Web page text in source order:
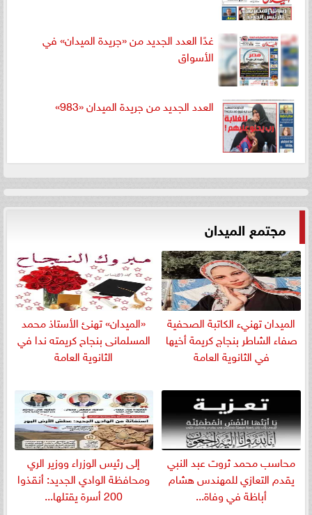
غدًا العدد الجديد من «جريدة الميدان» في
الأسواق
العدد الجديد من جريدة الميدان «983»
مجتمع الميدان
الميدان تهنيء الكاتبة الصحفية
صفاء الشاطر بنجاج كريمة أخيها
في الثانوية العامة
«الميدان» تهنئ الأستاذ محمد
المسلمانى بنجاح كريمته ندا في
الثانوية العامة
​محاسب محمد ثروت عبد النبي
يقدم التعازي للمهندس هشام
أباظة في وفاة...
إلى رئيس الوزراء ووزير الري
ومحافظة الوادي الجديد: أنقذوا
200 أسرة يقتلها...